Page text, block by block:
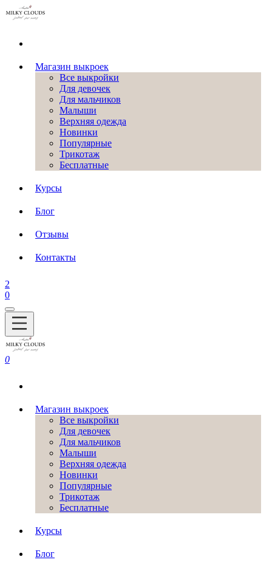
Магазин выкроек
Все выкройки
Для девочек
Для мальчиков
Малыши
Верхняя одежда
Новинки
Популярные
Трикотаж
Бесплатные
Курсы
Блог
Отзывы
Контакты
2
0
0
Магазин выкроек
Все выкройки
Для девочек
Для мальчиков
Малыши
Верхняя одежда
Новинки
Популярные
Трикотаж
Бесплатные
Курсы
Блог